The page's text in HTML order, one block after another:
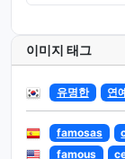
이미지 태그
유명한 연
famosas
famous